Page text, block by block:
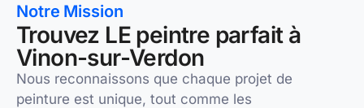
Notre Mission
Trouvez LE peintre parfait à
Vinon-sur-Verdon
Nous reconnaissons que chaque projet de
peinture est unique, tout comme les